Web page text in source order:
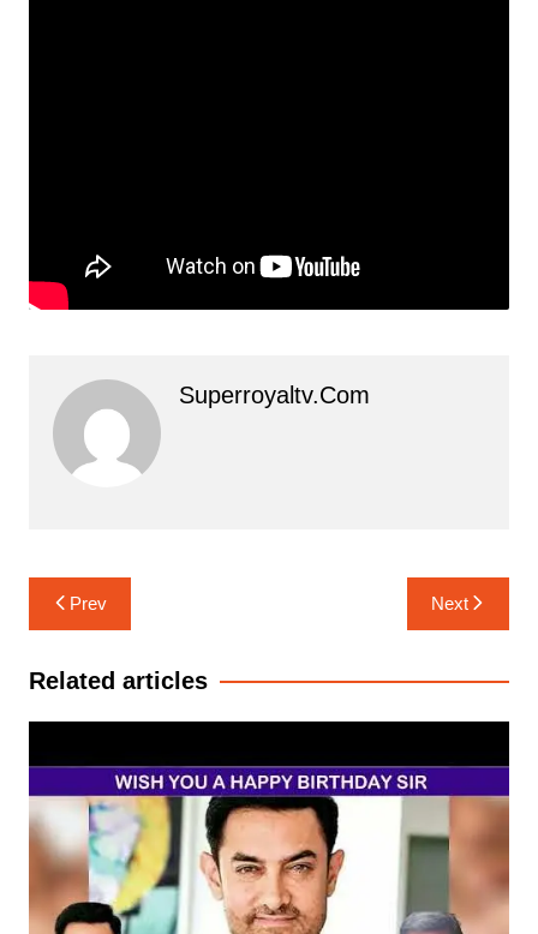
Superroyaltv.com
Post
navigation
Prev Next
Related articles